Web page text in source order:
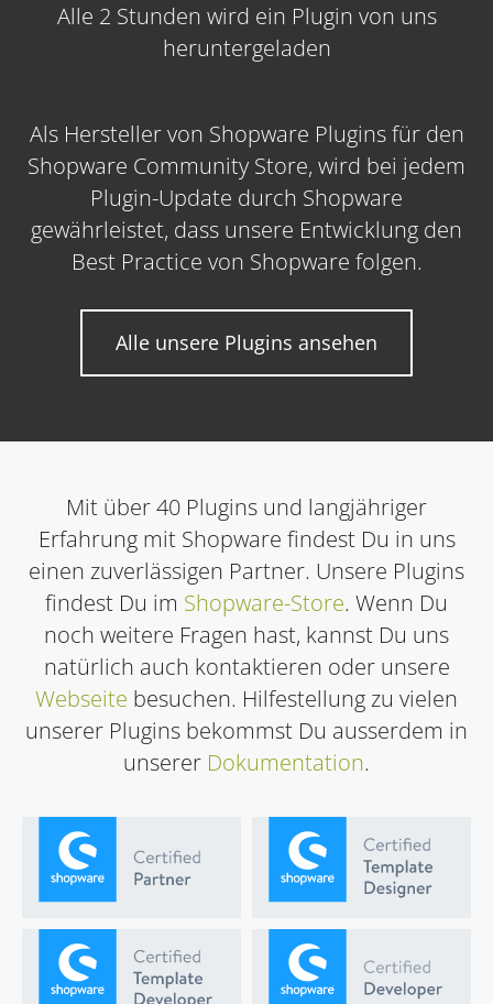
Alle 2 Stunden wird ein Plugin von uns
heruntergeladen
Als Hersteller von Shopware Plugins für den
Shopware Community Store, wird bei jedem
Plugin-Update durch Shopware
gewährleistet, dass unsere Entwicklung den
Best Practice von Shopware folgen.
Alle unsere Plugins ansehen
Mit über 40 Plugins und langjähriger
Erfahrung mit Shopware findest Du in uns
einen zuverlässigen Partner. Unsere Plugins
findest Du im Shopware-Store. Wenn Du
noch weitere Fragen hast, kannst Du uns
natürlich auch kontaktieren oder unsere
Webseite besuchen. Hilfestellung zu vielen
unserer Plugins bekommst Du ausserdem in
unserer Dokumentation.